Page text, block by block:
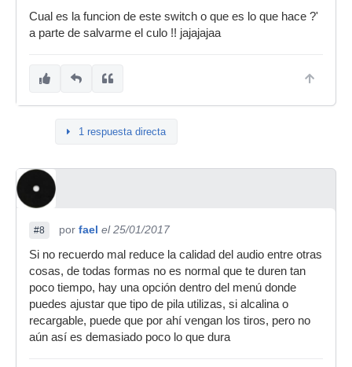
Cual es la funcion de este switch o que es lo que hace ?'
a parte de salvarme el culo !! jajajajaa
1 respuesta directa
#8 por fael el 25/01/2017
Si no recuerdo mal reduce la calidad del audio entre otras
cosas, de todas formas no es normal que te duren tan
poco tiempo, hay una opción dentro del menú donde
puedes ajustar que tipo de pila utilizas, si alcalina o
recargable, puede que por ahí vengan los tiros, pero no
aún así es demasiado poco lo que dura